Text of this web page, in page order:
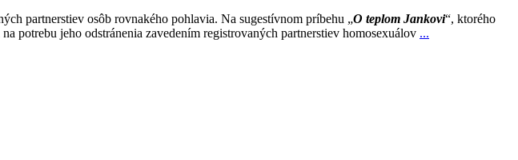
partnerstiev osôb rovnakého pohlavia. Na sugestívnom príbehu „O teplom Jankovi“, ktorého
potrebu jeho odstránenia zavedením registrovaných partnerstiev homosexuálov ...